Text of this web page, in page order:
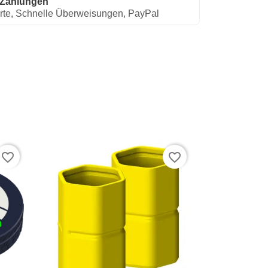
Schnelle Überweisungen, PayPal
favorite_border favorite_border